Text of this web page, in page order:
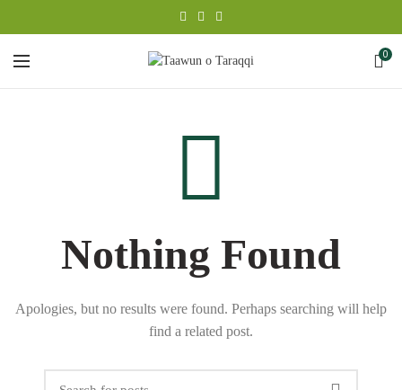
0
Nothing Found
Apologies, but no results were found. Perhaps searching will help
find a related post.